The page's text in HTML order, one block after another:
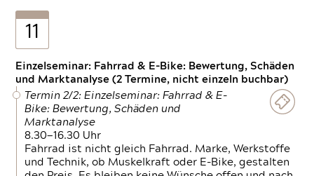
11
Einzelseminar: Fahrrad & E-Bike: Bewertung, Schäden
und Marktanalyse (2 Termine, nicht einzeln buchbar)
Termin 2/2: Einzelseminar: Fahrrad & E-
Bike: Bewertung, Schäden und
Marktanalyse
8.30—16.30 Uhr
Fahrrad ist nicht gleich Fahrrad. Marke, Werkstoffe
und Technik, ob Muskelkraft oder E-Bike, gestalten